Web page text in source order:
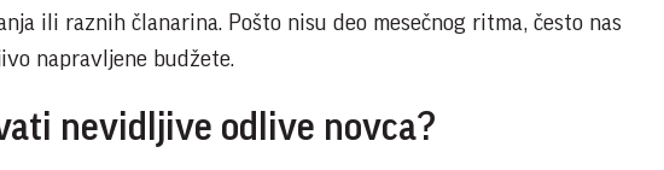
ili raznih članarina. Pošto nisu deo mesečnog ritma, često nas
napravljene budžete.
nevidljive odlive novca?